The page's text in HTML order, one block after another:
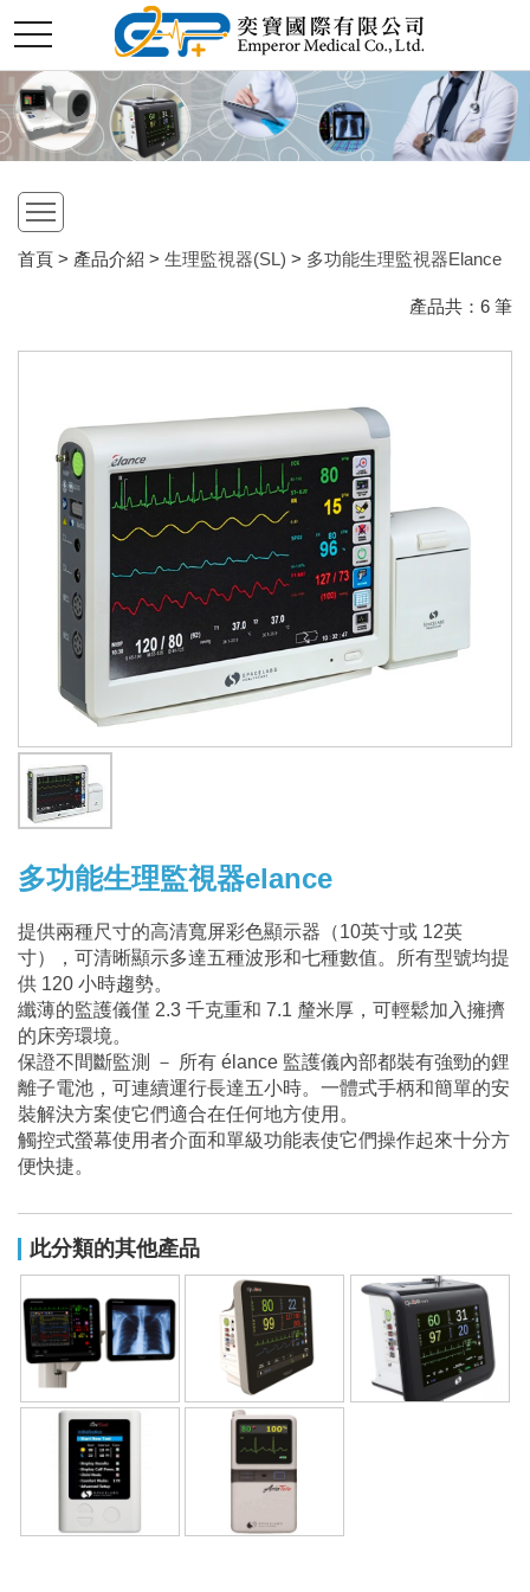
寶
際
股
限
公
切
選
單
open
首頁 > 產品介紹 > 生理監視器(SL) > 多功能生理監視器Elance
產品共： 6 筆
多功能生理監視器elance
提供兩種尺寸的高清寬屏彩色顯示器（10英寸或 12英
寸），可清晰顯示多達五種波形和七種數值。所有型號均提
供 120 小時趨勢。
纖薄的監護儀僅 2.3 千克重和 7.1 釐米厚，可輕鬆加入擁擠
的床旁環境。
保證不間斷監測 － 所有 élance 監護儀內部都裝有強勁的鋰
離子電池，可連續運行長達五小時。一體式手柄和簡單的安
裝解決方案使它們適合在任何地方使用。
觸控式螢幕使用者介面和單級功能表使它們操作起來十分方
便快捷。
此分類的其他產品
重症生理監視器 多參數生理監視器 轉送型生理監視器
24小時血壓監視器 心電圖血氧監視器